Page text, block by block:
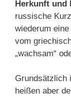
Herkunft und
russische
wiederum
vom
„wachsam“
Grundsätzlich
heißen aber